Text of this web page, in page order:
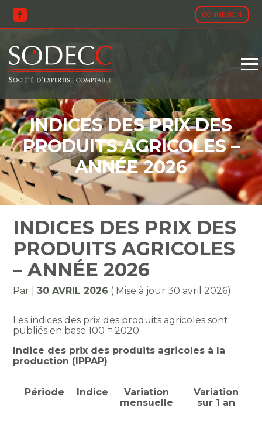
CONNEXION
Aller
au
INDICES DES PRIX DES
PRODUITS AGRICOLES –
ANNÉE 2026
INDICES DES PRIX DES
PRODUITS AGRICOLES
– ANNÉE 2026
Par |30 AVRIL 2026 ( Mise à jour 30 avril 2026)
Les indices des prix des produits agricoles sont
publiés en base 100 = 2020.
Indice des prix des produits agricoles à la
production (IPPAP)
Période Indice
Variation
mensuelle
Variation
sur 1 an